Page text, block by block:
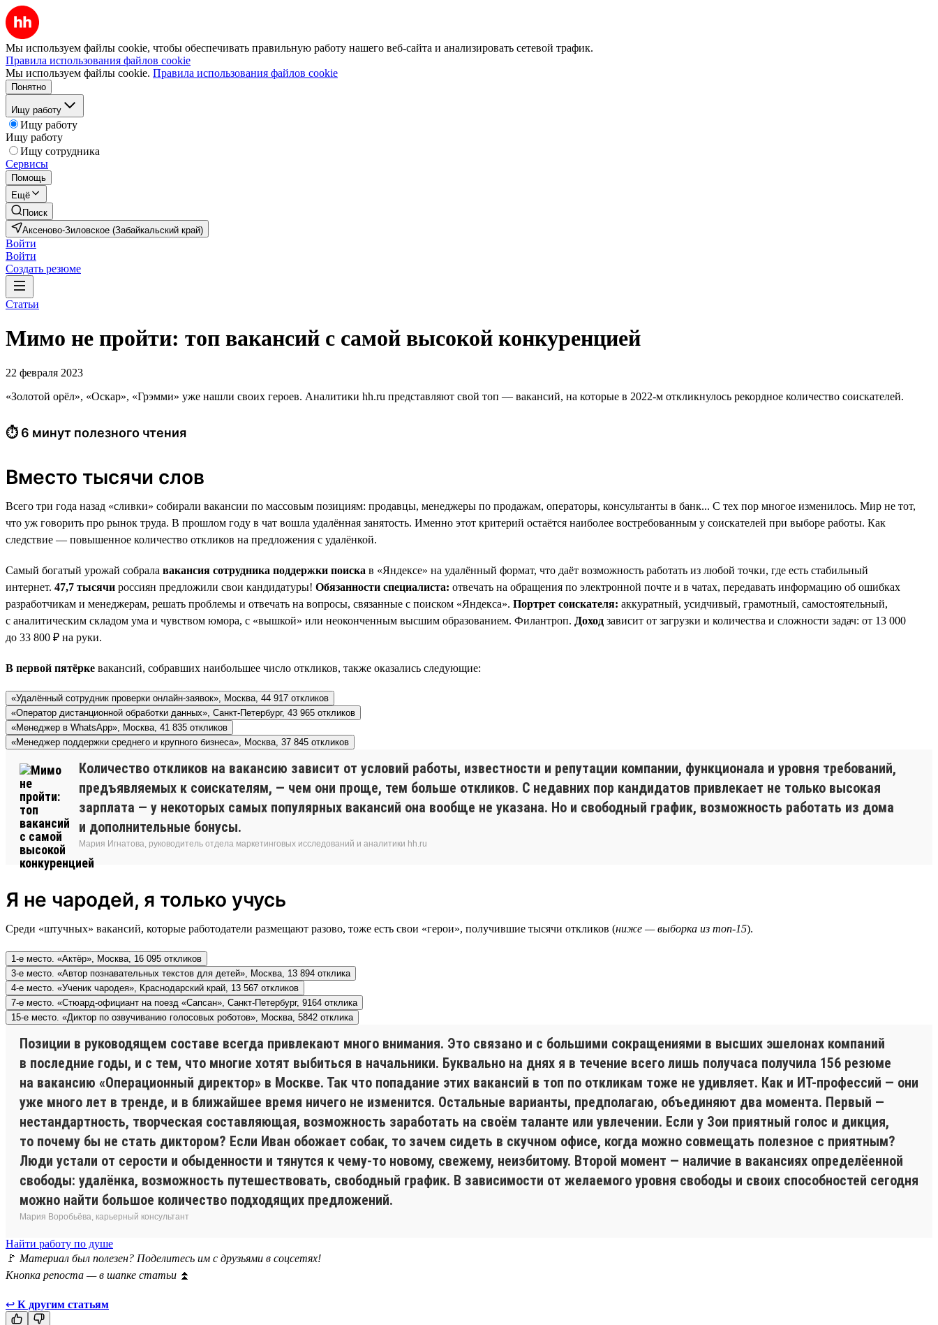
Мы используем файлы cookie, чтобы обеспечивать правильную работу нашего веб-сайта и анализировать сетевой трафик.
Правила использования файлов cookie
Мы используем файлы cookie. Правила использования файлов cookie
Понятно
Ищу работу
Ищу работу
Ищу работу
Ищу сотрудника
Сервисы
Помощь
Ещё
Поиск
Аксеново-Зиловское (Забайкальский край)
Войти
Войти
Создать резюме
Статьи
Мимо не пройти: топ вакансий с самой высокой конкуренцией
22 февраля 2023
«Золотой орёл», «Оскар», «Грэмми» уже нашли своих героев. Аналитики hh.ru представляют свой топ — вакансий, на которые в 2022-м откликнулось рекордное количество соискателей.
⏱ 6 минут полезного чтения
Вместо тысячи слов
Всего три года назад «сливки» собирали вакансии по массовым позициям: продавцы, менеджеры по продажам, операторы, консультанты в банк... С тех пор многое изменилось. Мир не тот,
что уж говорить про рынок труда. В прошлом году в чат вошла удалённая занятость. Именно этот критерий остаётся наиболее востребованным у соискателей при выборе работы. Как
следствие — повышенное количество откликов на предложения с удалёнкой.
Самый богатый урожай собрала вакансия сотрудника поддержки поиска в «Яндексе» на удалённый формат, что даёт возможность работать из любой точки, где есть стабильный
интернет. 47,7 тысячи россиян предложили свои кандидатуры! Обязанности специалиста: отвечать на обращения по электронной почте и в чатах, передавать информацию об ошибках
разработчикам и менеджерам, решать проблемы и отвечать на вопросы, связанные с поиском «Яндекса». Портрет соискателя: аккуратный, усидчивый, грамотный, самостоятельный,
с аналитическим складом ума и чувством юмора, с «вышкой» или неоконченным высшим образованием. Филантроп. Доход зависит от загрузки и количества и сложности задач: от 13 000
до 33 800 ₽ на руки.
В первой пятёрке вакансий, собравших наибольшее число откликов, также оказались следующие:
«Удалённый сотрудник проверки онлайн-заявок», Москва, 44 917 откликов
«Оператор дистанционной обработки данных», Санкт-Петербург, 43 965 откликов
«Менеджер в WhatsApp», Москва, 41 835 откликов
«Менеджер поддержки среднего и крупного бизнеса», Москва, 37 845 откликов
Количество откликов на вакансию зависит от условий работы, известности и репутации компании, функционала и уровня требований,
предъявляемых к соискателям, — чем они проще, тем больше откликов. С недавних пор кандидатов привлекает не только высокая
зарплата — у некоторых самых популярных вакансий она вообще не указана. Но и свободный график, возможность работать из дома
и дополнительные бонусы.
Мария Игнатова, руководитель отдела маркетинговых исследований и аналитики hh.ru
Я не чародей, я только учусь
Среди «штучных» вакансий, которые работодатели размещают разово, тоже есть свои «герои», получившие тысячи откликов (ниже — выборка из топ-15).
1-е место. «Актёр», Москва, 16 095 откликов
3-е место. «Автор познавательных текстов для детей», Москва, 13 894 отклика
4-е место. «Ученик чародея», Краснодарский край, 13 567 откликов
7-е место. «Стюард-официант на поезд «Сапсан», Санкт-Петербург, 9164 отклика
15-е место. «Диктор по озвучиванию голосовых роботов», Москва, 5842 отклика
Позиции в руководящем составе всегда привлекают много внимания. Это связано и с большими сокращениями в высших эшелонах компаний
в последние годы, и с тем, что многие хотят выбиться в начальники. Буквально на днях я в течение всего лишь получаса получила 156 резюме
на вакансию «Операционный директор» в Москве. Так что попадание этих вакансий в топ по откликам тоже не удивляет. Как и ИТ-профессий — они
уже много лет в тренде, и в ближайшее время ничего не изменится. Остальные варианты, предполагаю, объединяют два момента. Первый —
нестандартность, творческая составляющая, возможность заработать на своём таланте или увлечении. Если у Зои приятный голос и дикция,
то почему бы не стать диктором? Если Иван обожает собак, то зачем сидеть в скучном офисе, когда можно совмещать полезное с приятным?
Люди устали от серости и обыденности и тянутся к чему-то новому, свежему, неизбитому. Второй момент — наличие в вакансиях определёенной
свободы: удалёнка, возможность путешествовать, свободный график. В зависимости от желаемого уровня свободы и своих способностей сегодня
можно найти большое количество подходящих предложений.
Мария Воробьёва, карьерный консультант
Найти работу по душе
🚩 Материал был полезен? Поделитесь им с друзьями в соцсетях!
Кнопка репоста — в шапке статьи ⏫
↩ К другим статьям